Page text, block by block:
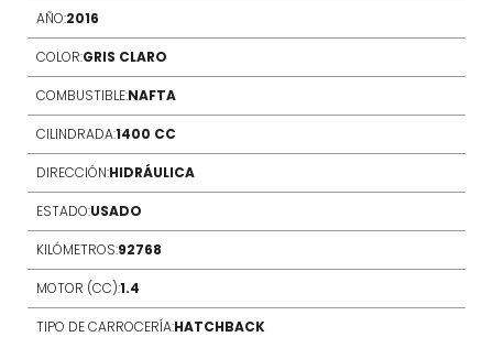
AÑO:2016
COLOR:GRIS CLARO
COMBUSTIBLE:NAFTA
CILINDRADA:1400 CC
DIRECCIÓN:HIDRÁULICA
ESTADO:USADO
KILÓMETROS:92768
MOTOR (CC):1.4
TIPO DE CARROCERÍA:HATCHBACK